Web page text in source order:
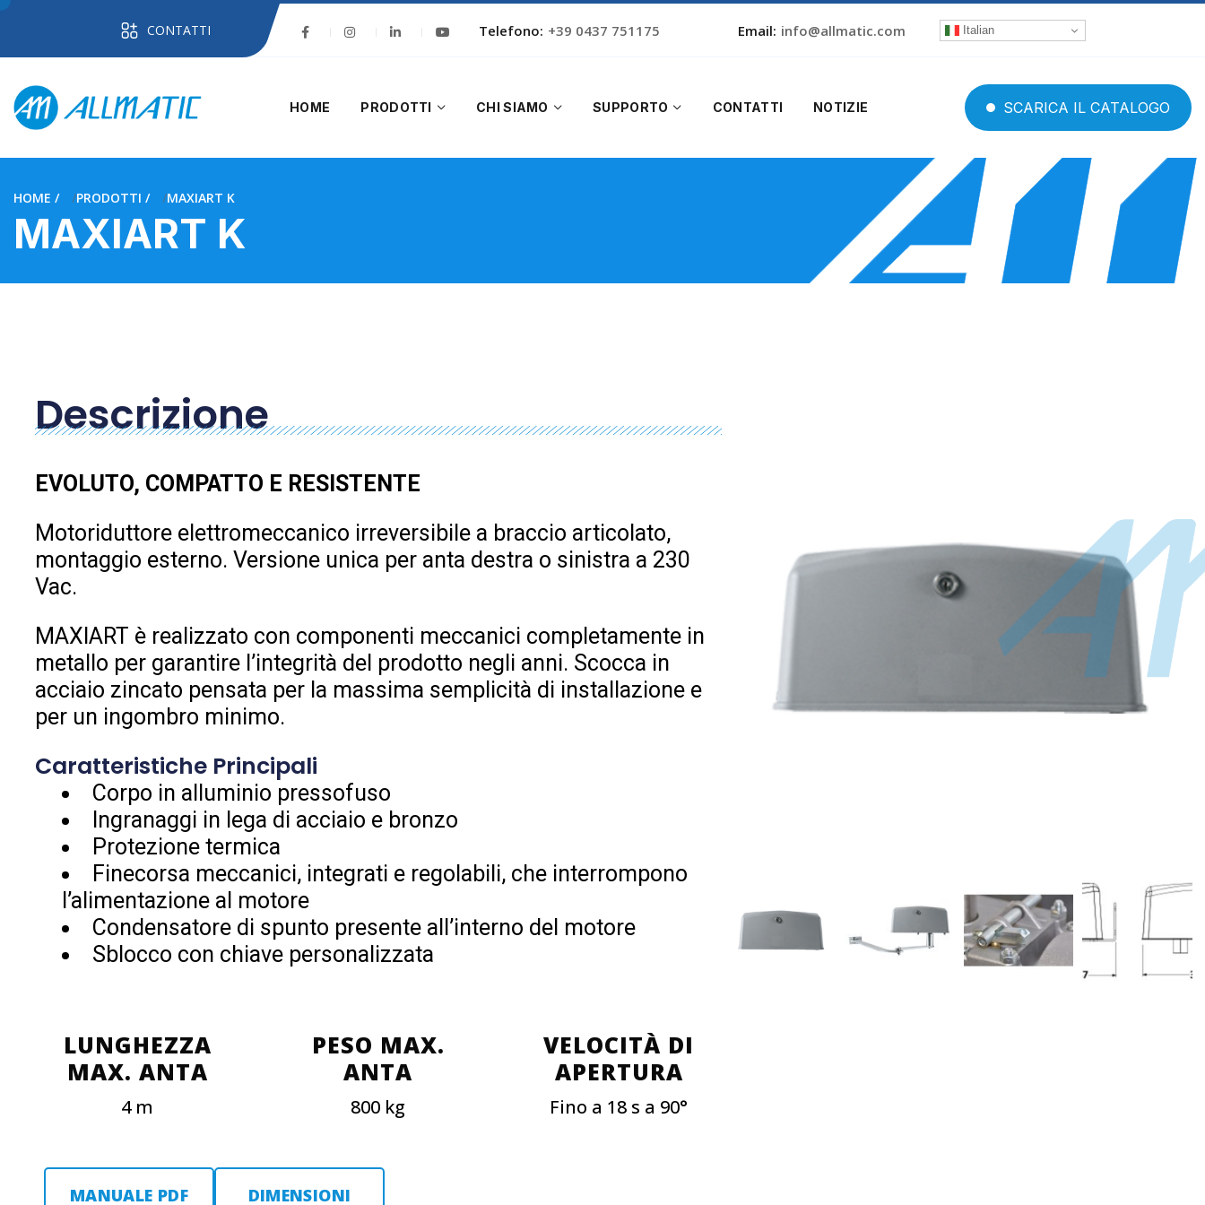
CONTATTI Telefono: +39 0437 751175 Email: info@allmatic.com Italian
HOME PRODOTTI CHI SIAMO SUPPORTO CONTATTI NOTIZIE SCARICA IL CATALOGO
HOME PRODOTTI MAXIART K
MAXIART K
Descrizione
EVOLUTO, COMPATTO E RESISTENTE
Motoriduttore elettromeccanico irreversibile a braccio articolato,
montaggio esterno. Versione unica per anta destra o sinistra a 230
Vac.
MAXIART è realizzato con componenti meccanici completamente in
metallo per garantire l’integrità del prodotto negli anni. Scocca in
acciaio zincato pensata per la massima semplicità di installazione e
per un ingombro minimo.
Caratteristiche Principali
Corpo in alluminio pressofuso
Ingranaggi in lega di acciaio e bronzo
Protezione termica
Finecorsa meccanici, integrati e regolabili, che interrompono
l’alimentazione al motore
Condensatore di spunto presente all’interno del motore
Sblocco con chiave personalizzata
LUNGHEZZA
MAX. ANTA
4 m
PESO MAX.
ANTA
800 kg
VELOCITÀ DI
APERTURA
Fino a 18 s a 90°
MANUALE PDF DIMENSIONI